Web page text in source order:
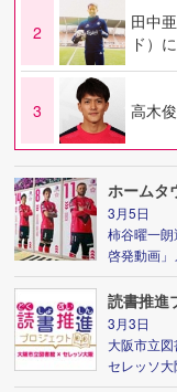
2
田中
ド）
3 高木
ホームタ
3月5日
柿谷曜一
啓発動画
読書推進
3月3日
大阪市立
セレッソ